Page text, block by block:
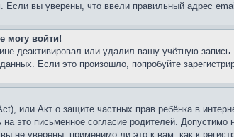
вы уверены, что ввели правильный адрес
могу войти!
деактивировал или удалил вашу учётную
Если это произошло, попробуйте
или Акт о защите частных прав ребёнка в
это письменное согласие родителей.
не уверены, применимо ли это к вам, как к